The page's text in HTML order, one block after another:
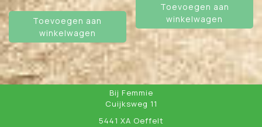
Toevoegen aan
winkelwagen
Toevoegen aan
winkelwagen
Bij Femmie
Cuijksweg 11
5441 XA Oeffelt